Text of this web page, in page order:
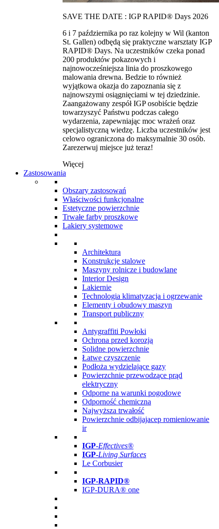
SAVE THE DATE : IGP RAPID® Days 2026
6 i 7 października po raz kolejny w Wil (kanton
St. Gallen) odbędą się praktyczne warsztaty IGP
RAPID® Days. Na uczestników czeka ponad
200 produktów pokazowych i
najnowocześniejsza linia do proszkowego
malowania drewna. Bedzie to również
wyjątkowa okazja do zapoznania się z
najnowszymi osiągnięciami w tej dziedzinie.
Zaangażowany zespół IGP osobiście będzie
towarzyszyć Państwu podczas całego
wydarzenia, zapewniając moc wrażeń oraz
specjalistyczną wiedzę. Liczba uczestników jest
celowo ograniczona do maksymalnie 30 osób.
Zarezerwuj miejsce już teraz!
Więcej
Zastosowania
Obszary zastosowań
Właściwości funkcjonalne
Estetyczne powierzchnie
Trwałe farby proszkowe
Lakiery systemowe
Architektura
Konstrukcje stalowe
Maszyny rolnicze i budowlane
Interior Design
Lakiernie
Technologia klimatyzacja i ogrzewanie
Elementy i obudowy maszyn
Transport publiczny
Antygraffiti Powłoki
Ochrona przed korozją
Solidne powierzchnie
Łatwe czyszczenie
Podłoża wydzielające gazy
Powierzchnie przewodzące prąd
elektryczny
Odporne na warunki pogodowe
Odporność chemiczna
Najwyższa trwałość
Powierzchnie odbijajacep romieniowanie
ir
IGP-Effectives®
IGP-Living Surfaces
Le Corbusier
IGP-RAPID®
IGP-DURA® one